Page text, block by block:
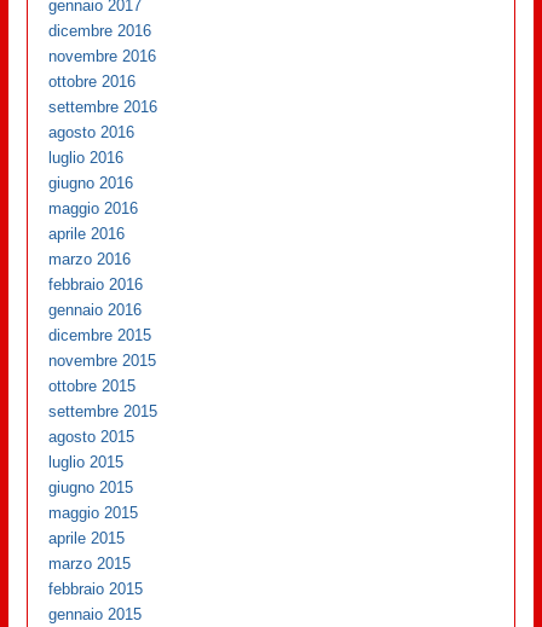
gennaio 2017
dicembre 2016
novembre 2016
ottobre 2016
settembre 2016
agosto 2016
luglio 2016
giugno 2016
maggio 2016
aprile 2016
marzo 2016
febbraio 2016
gennaio 2016
dicembre 2015
novembre 2015
ottobre 2015
settembre 2015
agosto 2015
luglio 2015
giugno 2015
maggio 2015
aprile 2015
marzo 2015
febbraio 2015
gennaio 2015